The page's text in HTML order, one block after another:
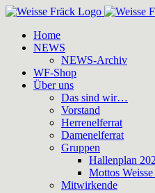
Zum
springenHome
NEWS
NEWS-Archiv
WF-Shop
Über uns
Das sind wir…
Vorstand
Herrenelferrat
Damenelferrat
Gruppen
Hallenplan
Mottos
Mitwirkende